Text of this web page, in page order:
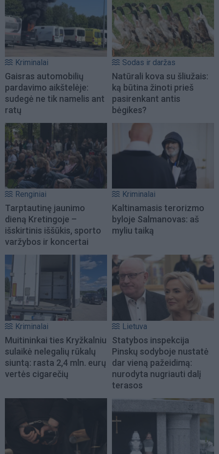
Kriminalai
Gaisras automobilių
pardavimo aikštelėje:
sudegė ne tik namelis ant
ratų
Sodas ir daržas
Natūrali kova su šliužais:
ką būtina žinoti prieš
pasirenkant antis
bėgikes?
Renginiai
Tarptautinę jaunimo
dieną Kretingoje –
išskirtinis iššūkis, sporto
varžybos ir koncertai
Kriminalai
Kaltinamasis terorizmo
byloje Salmanovas: aš
myliu taiką
Kriminalai
Muitininkai ties Kryžkalniu
sulaikė nelegalių rūkalų
siuntą: rasta 2,4 mln. eurų
vertės cigarečių
Lietuva
Statybos inspekcija
Pinskų sodyboje nustatė
dar vieną pažeidimą:
nurodyta nugriauti dalį
terasos